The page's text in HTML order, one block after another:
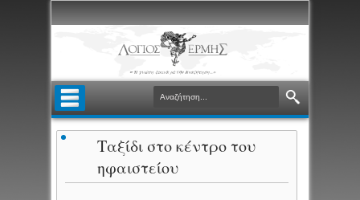
Ταξίδι στο κέντρο του
ηφαιστείου